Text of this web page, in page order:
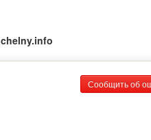
chelny.info
Сообщить об